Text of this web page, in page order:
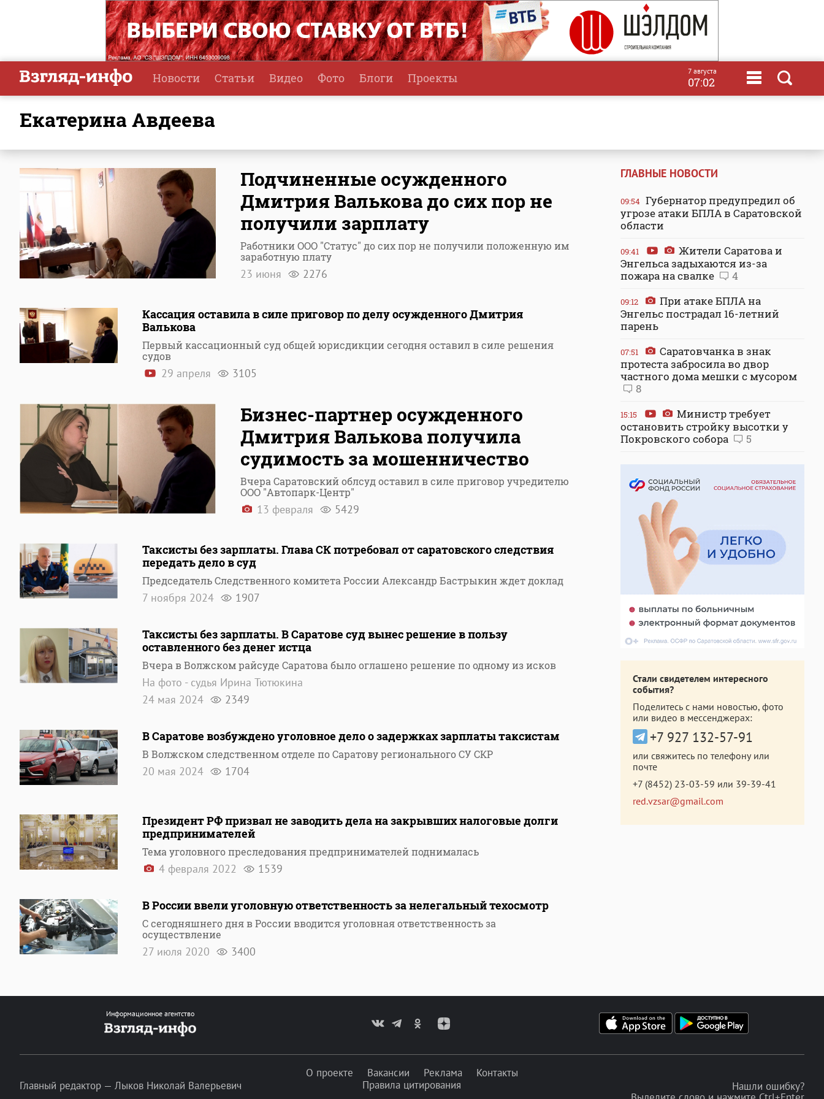
Новости Статьи Видео Фото Блоги Проекты 7 августа
07:02
Екатерина Авдеева
Подчиненные осужденного
Дмитрия Валькова до сих пор не
получили зарплату
Работники ООО "Статус" до сих пор не получили положенную им
заработную плату
23 июня 2276
Кассация оставила в силе приговор по делу осужденного Дмитрия
Валькова
Первый кассационный суд общей юрисдикции сегодня оставил в силе решения
судов
29 апреля 3105
Бизнес-партнер осужденного
Дмитрия Валькова получила
судимость за мошенничество
Вчера Саратовский облсуд оставил в силе приговор учредителю
ООО "Автопарк-Центр"
13 февраля 5429
Таксисты без зарплаты. Глава СК потребовал от саратовского следствия
передать дело в суд
Председатель Следственного комитета России Александр Бастрыкин ждет доклад
7 ноября 2024 1907
Таксисты без зарплаты. В Саратове суд вынес решение в пользу
оставленного без денег истца
Вчера в Волжском райсуде Саратова было оглашено решение по одному из исков
На фото - судья Ирина Тютюкина
24 мая 2024
2349
В Саратове возбуждено уголовное дело о задержках зарплаты таксистам
В Волжском следственном отделе по Саратову регионального СУ СКР
20 мая 2024 1704
Президент РФ призвал не заводить дела на закрывших налоговые долги
предпринимателей
Тема уголовного преследования предпринимателей поднималась
4 февраля 2022 1539
В России ввели уголовную ответственность за нелегальный техосмотр
C сегодняшнего дня в России вводится уголовная ответственность за
осуществление
27 июля 2020 3400
ГЛАВНЫЕ НОВОСТИ
09:54 Губернатор предупредил об
угрозе атаки БПЛА в Саратовской
области
09:41
Жители Саратова и
Энгельса задыхаются из-за
пожара на свалке
4
09:12
При атаке БПЛА на
Энгельс пострадал 16-летний
парень
07:51
Саратовчанка в знак
протеста забросила во двор
частного дома мешки с мусором
8
15:15
Министр требует
остановить стройку высотки у
Покровского собора
5
Стали свидетелем интересного
события?
Поделитесь с нами новостью, фото
или видео в мессенджерах:
+7 927 132-57-91
или свяжитесь по телефону или
почте
+7 (8452) 23-03-59 или 39-39-41
red.vzsar@gmail.com
Информационное агентство
Главный редактор — Лыков Николай Валерьевич
О проекте Вакансии Реклама
Контакты
Правила цитирования
Нашли ошибку?